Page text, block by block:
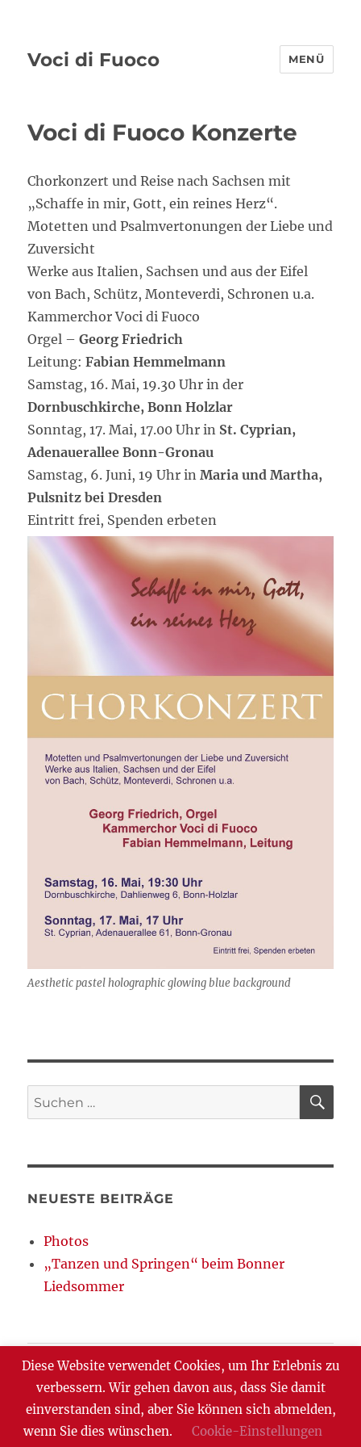
Voci di Fuoco MENÜ
Voci di Fuoco Konzerte
Chorkonzert und Reise nach Sachsen mit
„Schaffe in mir, Gott, ein reines Herz“.
Motetten und Psalmvertonungen der Liebe und
Zuversicht
Werke aus Italien, Sachsen und aus der Eifel
von Bach, Schütz, Monteverdi, Schronen u.a.
Kammerchor Voci di Fuoco
Orgel –Georg Friedrich
Leitung:Fabian Hemmelmann
Samstag, 16. Mai, 19.30 Uhr in der
Dornbuschkirche, Bonn Holzlar
Sonntag, 17. Mai, 17.00 Uhr in St. Cyprian,
Adenauerallee Bonn-Gronau
Samstag, 6. Juni, 19 Uhr inMaria und Martha,
Pulsnitz bei Dresden
Eintritt frei, Spenden erbeten
Aesthetic pastel holographic glowing blue background
Suchen
nach:
NEUESTE BEITRÄGE
Photos
„Tanzen und Springen“ beim Bonner
Liedsommer
Blog
Datenschutzerklärung
Diese Website verwendet Cookies, um Ihr Erlebnis zu
verbessern. Wir gehen davon aus, dass Sie damit
einverstanden sind, aber Sie können sich abmelden,
wenn Sie dies wünschen.
Cookie-Einstellungen